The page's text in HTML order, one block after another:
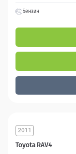
Бензин
Toyota RAV4
2011